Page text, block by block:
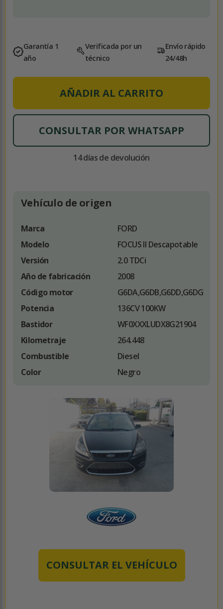
Garantía 1
año
Verificada por un
técnico
Envío rápido
24/48h
AÑADIR AL CARRITO
CONSULTAR POR WHATSAPP
14 días de devolución
Vehículo de origen
Marca
FORD
Modelo
FOCUS II Descapotable
Versión
2.0 TDCi
Año de fabricación
2008
Código motor
G6DA,G6DB,G6DD,G6DG
Potencia
136CV 100KW
Bastidor
WF0XXXLUDX8G21904
Kilometraje
264.448
Combustible
Diesel
Color
Negro
CONSULTAR EL VEHÍCULO